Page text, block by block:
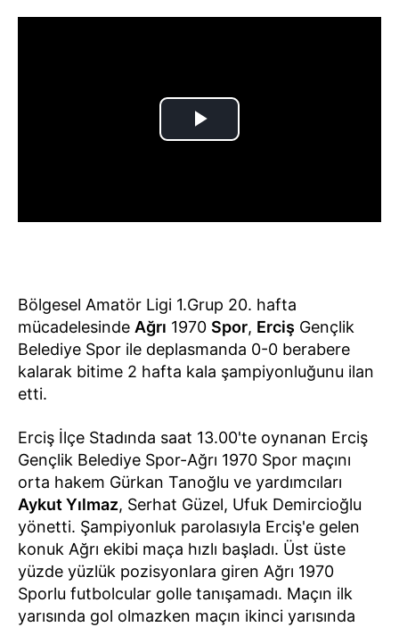
Bölgesel Amatör Ligi 1.Grup 20. hafta
mücadelesinde Ağrı 1970 Spor, Erciş Gençlik
Belediye Spor ile deplasmanda 0-0 berabere
kalarak bitime 2 hafta kala şampiyonluğunu ilan
etti.
Erciş İlçe Stadında saat 13.00'te oynanan Erciş
Gençlik Belediye Spor-Ağrı 1970 Spor maçını
orta hakem Gürkan Tanoğlu ve yardımcıları
Aykut Yılmaz, Serhat Güzel, Ufuk Demircioğlu
yönetti. Şampiyonluk parolasıyla Erciş'e gelen
konuk Ağrı ekibi maça hızlı başladı. Üst üste
yüzde yüzlük pozisyonlara giren Ağrı 1970
Sporlu futbolcular golle tanışamadı. Maçın ilk
yarısında gol olmazken maçın ikinci yarısında